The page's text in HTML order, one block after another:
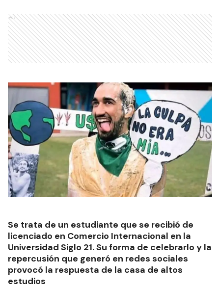
Ads
Se trata de un estudiante que se recibió de
licenciado en Comercio Internacional en la
Universidad Siglo 21. Su forma de celebrarlo y la
repercusión que generó en redes sociales
provocó la respuesta de la casa de altos
estudios